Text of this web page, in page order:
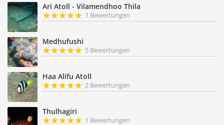
Ari Atoll - Vilamendhoo Thila
1 Bewertungen
Medhufushi
5 Bewertungen
Haa Alifu Atoll
2 Bewertungen
Thulhagiri
1 Bewertungen